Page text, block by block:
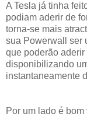
A Tesla já tinha
podiam aderir de
torna-se mais
sua Powerwall ser
que poderão
disponibilizando
instantaneamente
Por um lado é